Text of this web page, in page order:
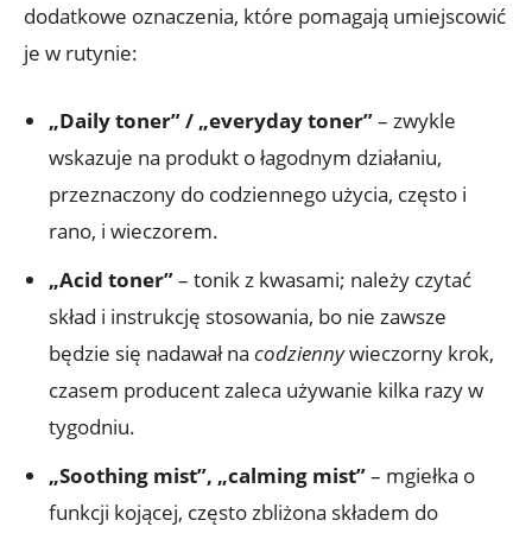
dodatkowe oznaczenia, które pomagają umiejscowić
je w rutynie:
„Daily toner” / „everyday toner”– zwykle
wskazuje na produkt o łagodnym działaniu,
przeznaczony do codziennego użycia, często i
rano, i wieczorem.
„Acid toner”– tonik z kwasami; należy czytać
skład i instrukcję stosowania, bo nie zawsze
będzie się nadawał na codziennywieczorny krok,
czasem producent zaleca używanie kilka razy w
tygodniu.
„Soothing mist”, „calming mist”– mgiełka o
funkcji kojącej, często zbliżona składem do